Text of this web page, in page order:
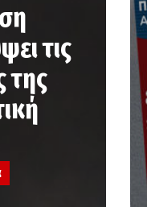
τις
της